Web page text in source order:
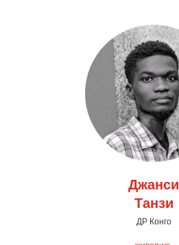
Джанси
Танзи
ДР Конго